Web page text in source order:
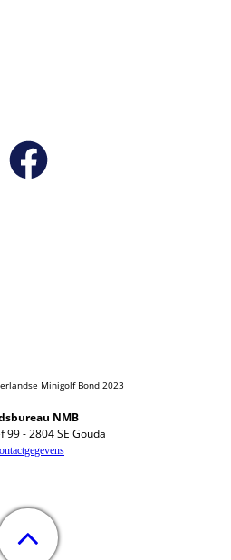
Minigolf Bond 2023
NMB
99 - 2804 SE Gouda